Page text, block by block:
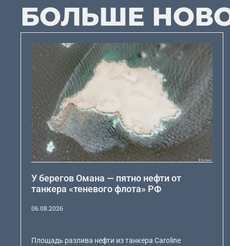
БОЛЬШЕ
У берегов Омана — пятно нефти от
танкера «теневого флота» РФ
06.08.2026
Площадь разлива нефти из танкера Caroline